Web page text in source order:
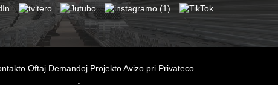
Oftaj Demandoj ProjektoAvizo pri Privateco